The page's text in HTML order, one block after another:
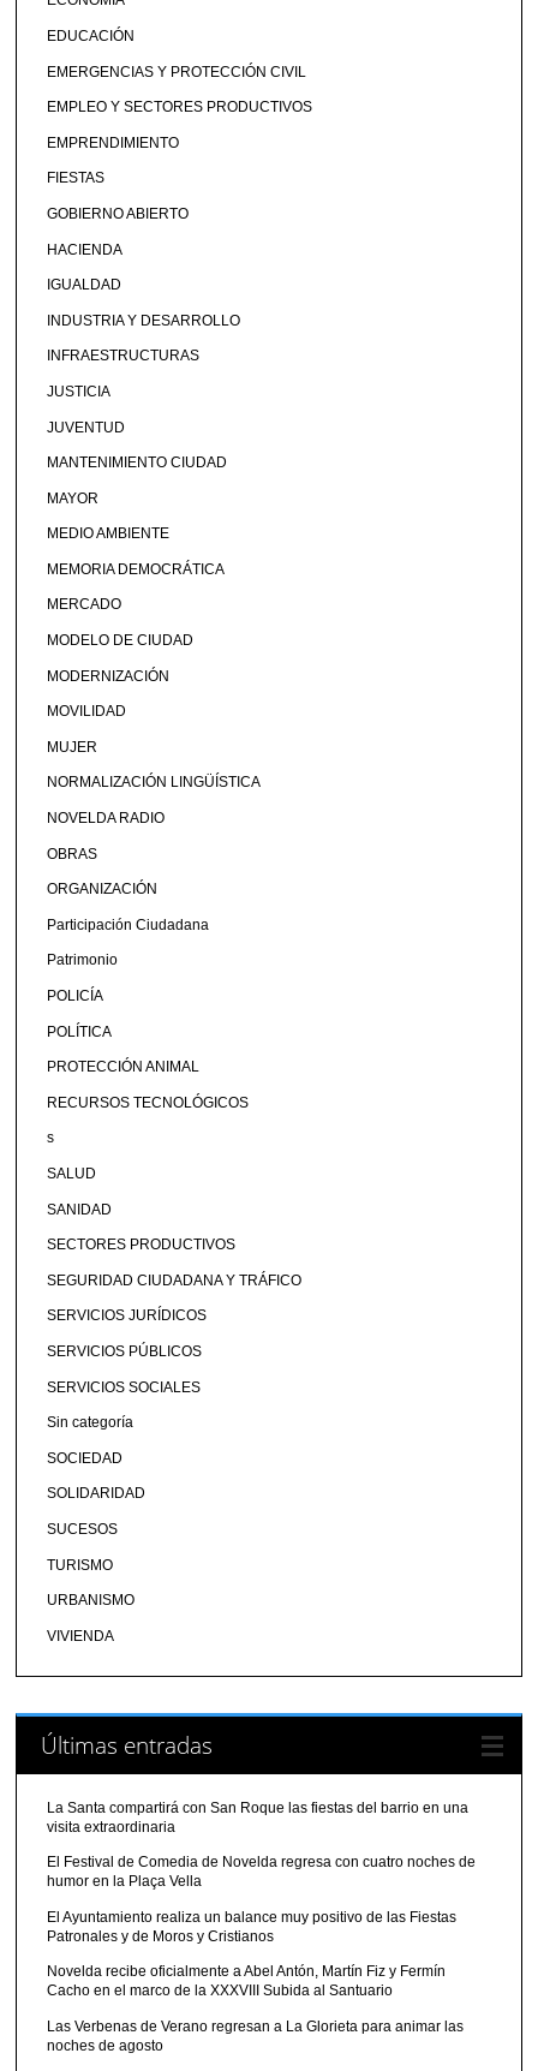
EDUCACIÓN
EMERGENCIAS Y PROTECCIÓN CIVIL
EMPLEO Y SECTORES PRODUCTIVOS
EMPRENDIMIENTO
FIESTAS
GOBIERNO ABIERTO
HACIENDA
IGUALDAD
INDUSTRIA Y DESARROLLO
INFRAESTRUCTURAS
JUSTICIA
JUVENTUD
MANTENIMIENTO CIUDAD
MAYOR
MEDIO AMBIENTE
MEMORIA DEMOCRÁTICA
MERCADO
MODELO DE CIUDAD
MODERNIZACIÓN
MOVILIDAD
MUJER
NORMALIZACIÓN LINGÜÍSTICA
NOVELDA RADIO
OBRAS
ORGANIZACIÓN
Participación Ciudadana
Patrimonio
POLICÍA
POLÍTICA
PROTECCIÓN ANIMAL
RECURSOS TECNOLÓGICOS
s
SALUD
SANIDAD
SECTORES PRODUCTIVOS
SEGURIDAD CIUDADANA Y TRÁFICO
SERVICIOS JURÍDICOS
SERVICIOS PÚBLICOS
SERVICIOS SOCIALES
Sin categoría
SOCIEDAD
SOLIDARIDAD
SUCESOS
TURISMO
URBANISMO
VIVIENDA
Últimas entradas
La Santa compartirá con San Roque las fiestas del barrio en una
visita extraordinaria
El Festival de Comedia de Novelda regresa con cuatro noches de
humor en la Plaça Vella
El Ayuntamiento realiza un balance muy positivo de las Fiestas
Patronales y de Moros y Cristianos
Novelda recibe oficialmente a Abel Antón, Martín Fiz y Fermín
Cacho en el marco de la XXXVIII Subida al Santuario
Las Verbenas de Verano regresan a La Glorieta para animar las
noches de agosto